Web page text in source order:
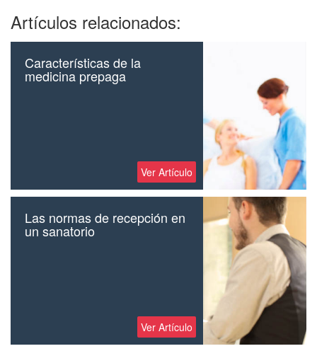
Artículos relacionados:
Características de la
medicina prepaga
Ver Artículo
Las normas de recepción en
un sanatorio
Ver Artículo